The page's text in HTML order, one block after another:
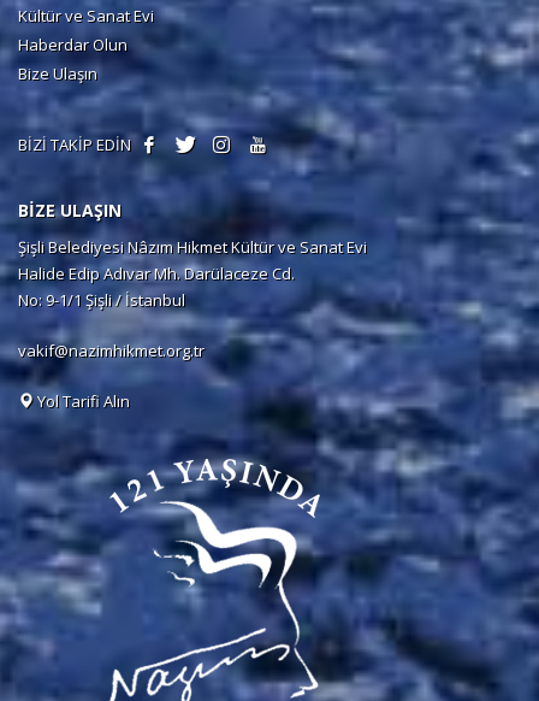
Kültür ve Sanat Evi
Haberdar Olun
Bize Ulaşın
BİZİ TAKİP EDİN
BİZE ULAŞIN
Şişli Belediyesi Nâzım Hikmet Kültür ve Sanat Evi
Halide Edip Adıvar Mh. Darülaceze Cd.
No: 9-1/1 Şişli / İstanbul
vakif@nazimhikmet.org.tr
Yol Tarifi Alın